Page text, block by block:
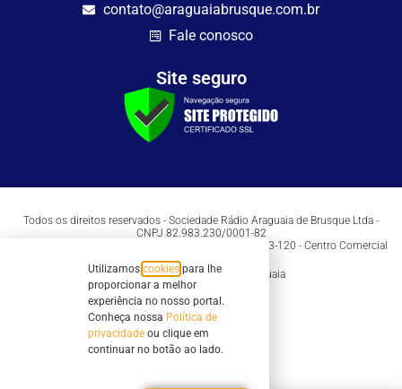
contato@araguaiabrusque.com.br
Fale conosco
Site seguro
Todos os direitos reservados - Sociedade Rádio Araguaia de Brusque Ltda -
CNPJ 82.983.230/0001-82
Mathilde Hoffmann, 66 - Centro II, Brusque, SC - 88353-120 - Centro Comercial
Geschäftshaus - Sl 21/22
Copyright © 2026 | Rádio Araguaia
Utilizamos cookies para lhe
proporcionar a melhor
experiência no nosso portal.
Conheça nossa Política de
privacidade ou clique em
continuar no botão ao lado.